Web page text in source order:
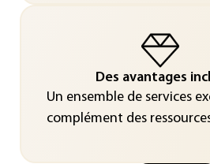
Des avantages
Un ensemble de services
complément des